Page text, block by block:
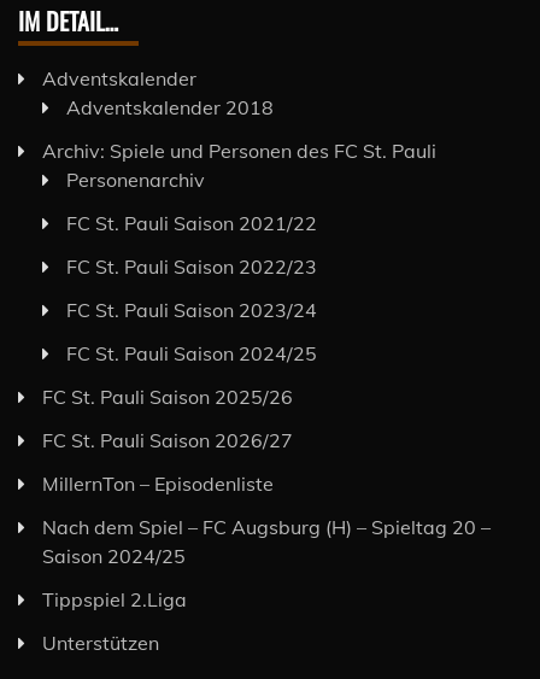
IM DETAIL…
Adventskalender
Adventskalender 2018
Archiv: Spiele und Personen des FC St. Pauli
Personenarchiv
FC St. Pauli Saison 2021/22
FC St. Pauli Saison 2022/23
FC St. Pauli Saison 2023/24
FC St. Pauli Saison 2024/25
FC St. Pauli Saison 2025/26
FC St. Pauli Saison 2026/27
MillernTon – Episodenliste
Nach dem Spiel – FC Augsburg (H) – Spieltag 20 –
Saison 2024/25
Tippspiel 2.Liga
Unterstützen